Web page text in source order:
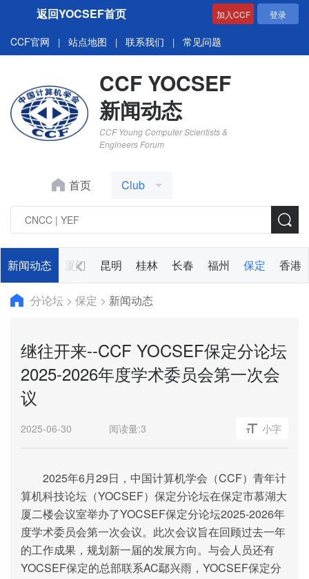
返回YOCSEF首页 加入CCF 登录
CCF官网 | 站点地图 | 联系我们 | 常见问题
CCF YOCSEF
新闻动态
CCF Young Computer Scientists &
Engineers Forum
首页 Club
新闻动态
原 兰州 厦门 昆明 桂林 长春 福州 保定 香港
分论坛 > 保定 > 新闻动态
继往开来--CCF YOCSEF保定分论坛
2025-2026年度学术委员会第一次会
议
2025-06-30 阅读量:3 小字
2025年6月29日，中国计算机学会（CCF）青年计
算机科技论坛（YOCSEF）保定分论坛在保定市慕湖大
厦二楼会议室举办了YOCSEF保定分论坛2025-2026年
度学术委员会第一次会议。此次会议旨在回顾过去一年
的工作成果，规划新一届的发展方向。与会人员还有
YOCSEF保定的总部联系AC鄢兴雨，YOCSEF保定分